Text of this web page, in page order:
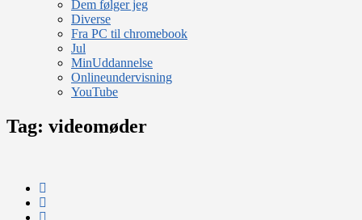
Dem følger jeg
Diverse
Fra PC til chromebook
Jul
MinUddannelse
Onlineundervisning
YouTube
Tag: videomøder